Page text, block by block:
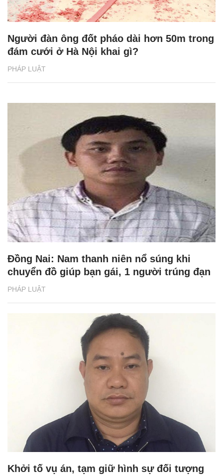
PHÁP LUẬT
Người đàn ông đốt pháo dài hơn 50m trong
đám cưới ở Hà Nội khai gì?
PHÁP LUẬT
Đồng Nai: Nam thanh niên nổ súng khi
chuyển đồ giúp bạn gái, 1 người trúng đạn
Khởi tố vụ án, tạm giữ hình sự đối tượng